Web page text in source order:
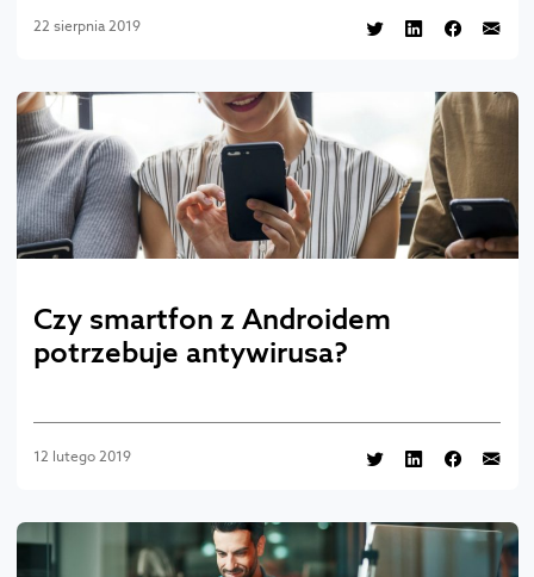
22 sierpnia 2019
Czy smartfon z Androidem
potrzebuje antywirusa?
12 lutego 2019